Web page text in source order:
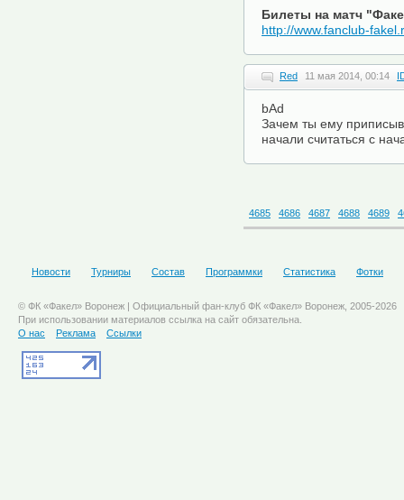
Билеты на матч
http://www.fanclub-
Red 11 мая 2014, 00:14
bAd
Зачем ты ему
начали считаться с
4685 4686 4687 4688 4689
Новости Турниры Состав Программки Статистика Фотки
© ФК «Факел» Воронеж | Официальный фан-клуб ФК «Факел» Воронеж, 2005-2026
При использовании материалов ссылка на сайт обязательна.
О нас
Реклама Ссылки